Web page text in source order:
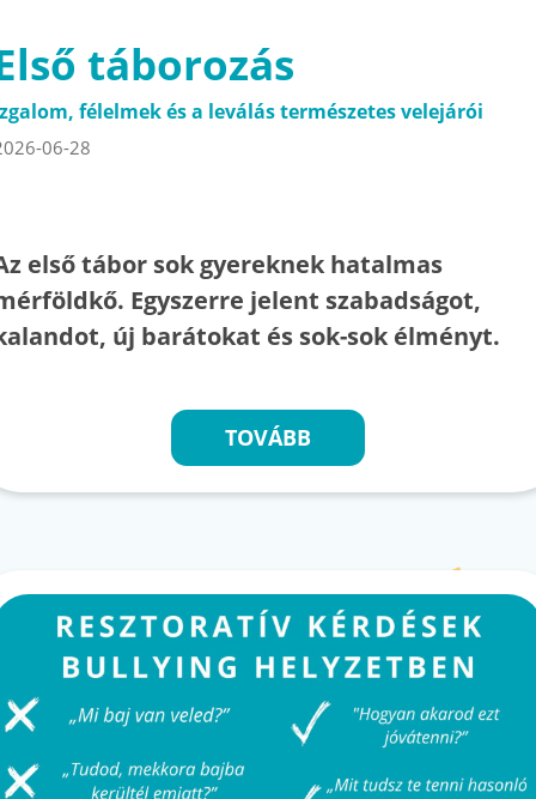
táborozás
félelmek és a leválás természetes velejárói
06-28
első tábor sok gyereknek hatalmas
Egyszerre jelent szabadságot,
új barátokat és sok-sok élményt.
TOVÁBB